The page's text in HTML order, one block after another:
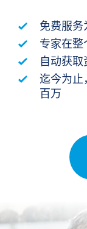
免费服务
专家在整
自动获
迄今为止
百万